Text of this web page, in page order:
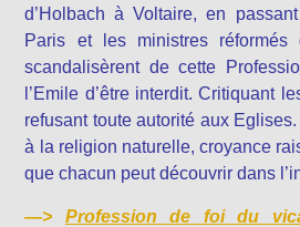
d’Holbach à Voltaire, en
Paris et les ministres
scandalisèrent de cette
l’Emile d’être interdit. Critiquant
refusant toute autorité aux
à la religion naturelle, croyance
que chacun peut découvrir dans
—> Profession de foi du